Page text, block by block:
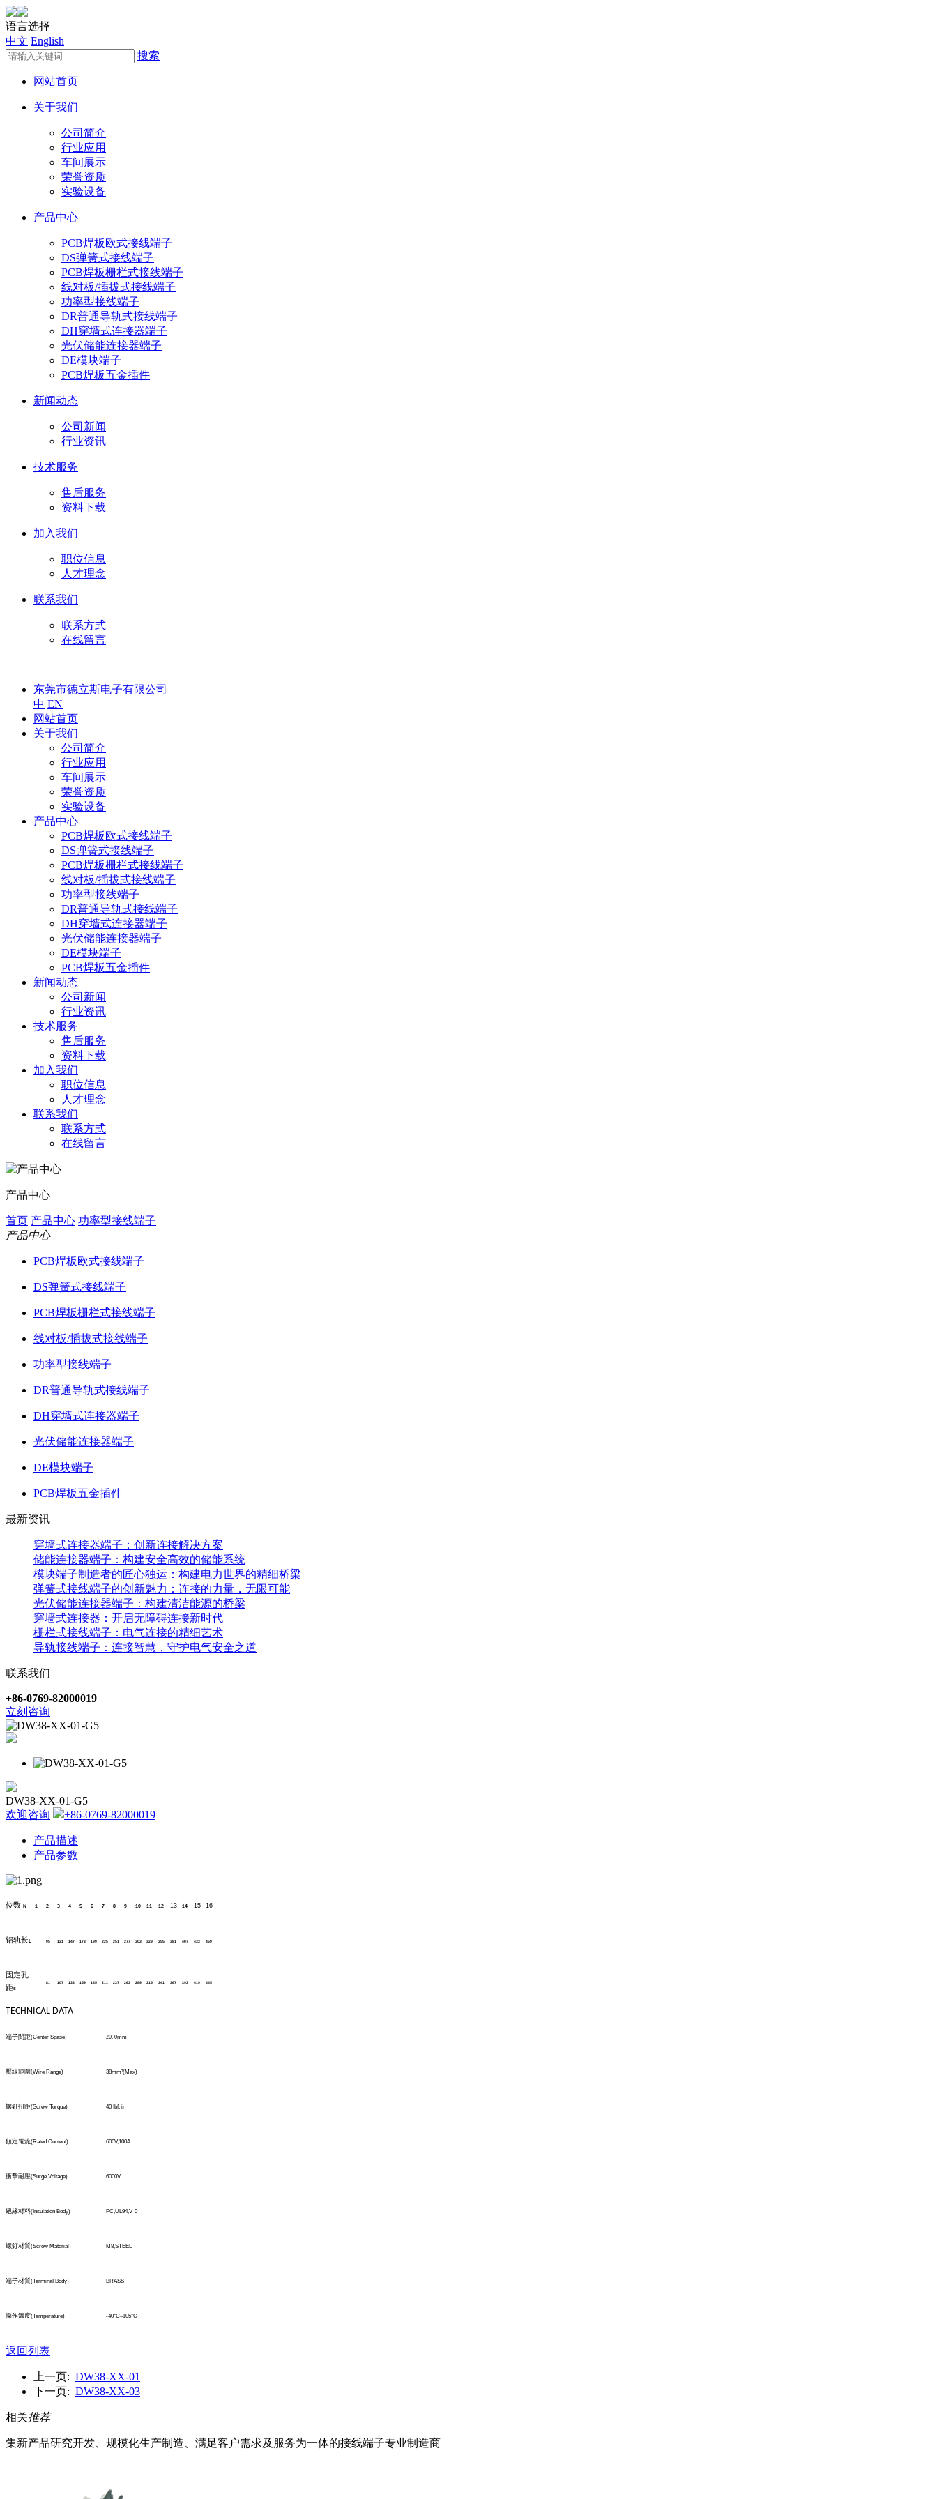
语言选择
中文 English
搜索
网站首页
关于我们
公司简介
行业应用
车间展示
荣誉资质
实验设备
产品中心
PCB焊板欧式接线端子
DS弹簧式接线端子
PCB焊板栅栏式接线端子
线对板/插拔式接线端子
功率型接线端子
DR普通导轨式接线端子
DH穿墙式连接器端子
光伏储能连接器端子
DE模块端子
PCB焊板五金插件
新闻动态
公司新闻
行业资讯
技术服务
售后服务
资料下载
加入我们
职位信息
人才理念
联系我们
联系方式
在线留言
东莞市德立斯电子有限公司
中 EN
网站首页
关于我们
公司简介
行业应用
车间展示
荣誉资质
实验设备
产品中心
PCB焊板欧式接线端子
DS弹簧式接线端子
PCB焊板栅栏式接线端子
线对板/插拔式接线端子
功率型接线端子
DR普通导轨式接线端子
DH穿墙式连接器端子
光伏储能连接器端子
DE模块端子
PCB焊板五金插件
新闻动态
公司新闻
行业资讯
技术服务
售后服务
资料下载
加入我们
职位信息
人才理念
联系我们
联系方式
在线留言
产品中心
首页 产品中心 功率型接线端子
产品中心
PCB焊板欧式接线端子
DS弹簧式接线端子
PCB焊板栅栏式接线端子
线对板/插拔式接线端子
功率型接线端子
DR普通导轨式接线端子
DH穿墙式连接器端子
光伏储能连接器端子
DE模块端子
PCB焊板五金插件
最新资讯
穿墙式连接器端子：创新连接解决方案
储能连接器端子：构建安全高效的储能系统
模块端子制造者的匠心独运：构建电力世界的精细桥梁
弹簧式接线端子的创新魅力：连接的力量，无限可能
光伏储能连接器端子：构建清洁能源的桥梁
穿墙式连接器：开启无障碍连接新时代
栅栏式接线端子：电气连接的精细艺术
导轨接线端子：连接智慧，守护电气安全之道
联系我们
+86-0769-82000019
立刻咨询
DW38-XX-01-G5
欢迎咨询
+86-0769-82000019
产品描述
产品参数
位数 N 1 2 3 4 5 6 7 8 9 10 11 12 13 14 15 16
铝轨长 95 121 147 173 199 225 251 277 303 329 355 381 407 433 459
固定孔
距s
81 107 133 159 185 211 237 263 289 315 341 367 393 419 445
TECHNICAL DATA
端子間距(Center Spase) 20. 0mm
壓線範圍(Wire Range) 38mm²(Max)
螺釘扭距(Screw Torque) 40 Ibf. in
額定電流(Rated Current) 600V,100A
衝擊耐壓(Surge Voltage) 6000V
絕緣材料(Insulation Body) PC,UL94,V-0
螺釘材質(Screw Material) M8,STEEL
端子材質(TerminaI Body) BRASS
操作溫度(Temperature) -40°C~105°C
返回列表
上一页: DW38-XX-01
下一页: DW38-XX-03
相关推荐
集新产品研究开发、规模化生产制造、满足客户需求及服务为一体的接线端子专业制造商